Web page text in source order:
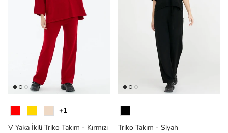
Renk
+1
V Yaka İkili Triko Takım - Kırmızı
Renk
Triko Takım - Siyah